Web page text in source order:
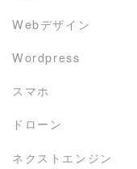
Webデザイン
Wordpress
スマホ
ドローン
ネクストエンジン